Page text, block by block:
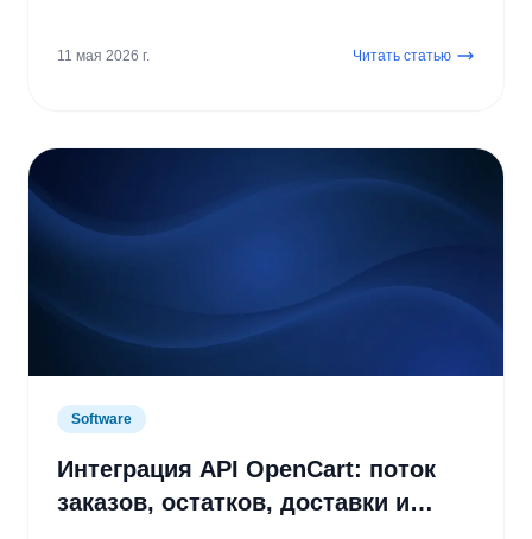
11 мая 2026 г. Читать статью
Software
Интеграция API OpenCart: поток
заказов, остатков, доставки и